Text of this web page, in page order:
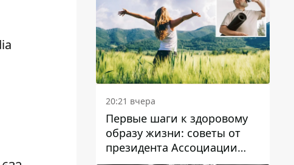
20:21 вчера
Первые шаги к здоровому
образу жизни: советы от
президента Ассоциации